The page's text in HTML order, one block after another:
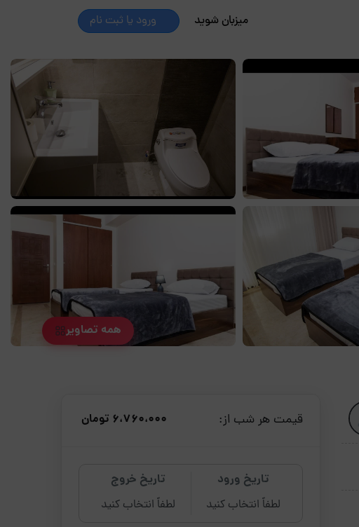
میزبان شوید ورود یا ثبت نام
همه تصاویر
قیمت هر شب از: 6،760،000 تومان
تاریخ ورود
لطفاً انتخاب کنید
تاریخ خروج
لطفاً انتخاب کنید